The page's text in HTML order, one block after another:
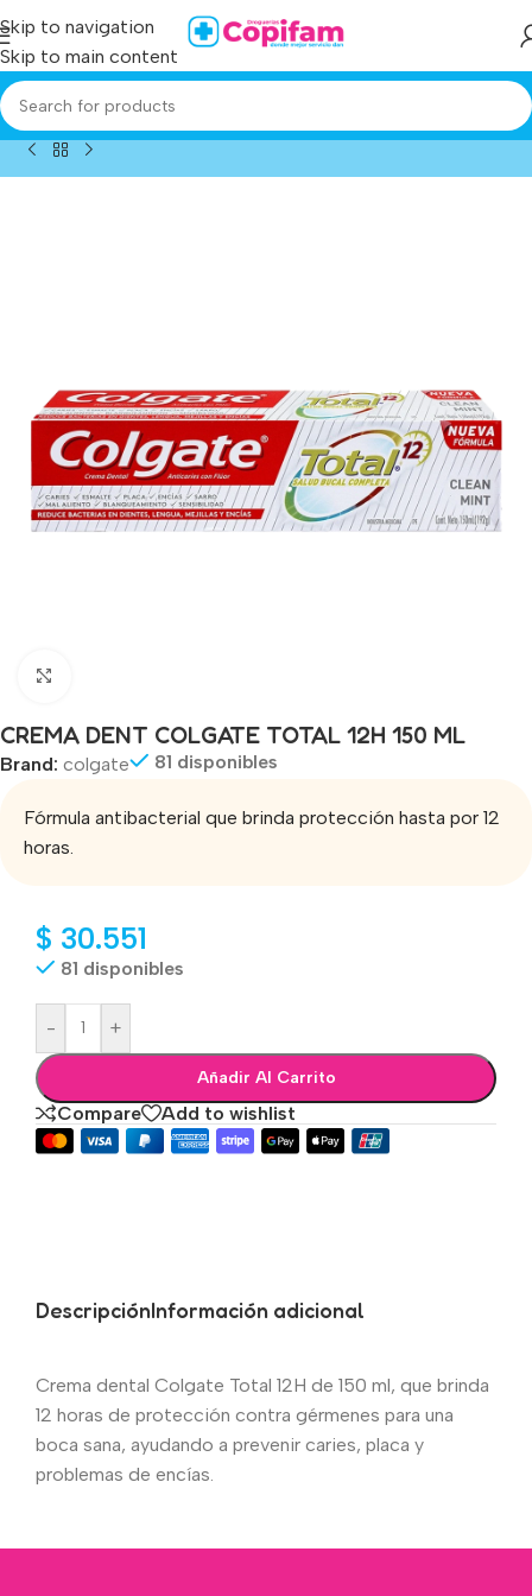
Skip to navigation
Skip to main content
Home / Producto/crema dent colgate total 12h 150 ml
CREMA DENT COLGATE TOTAL 12H 150 ML
Brand: colgate 81 disponibles
Fórmula antibacterial que brinda protección hasta por 12
horas.
$ 30.551
81 disponibles
- +
Añadir Al Carrito
Compare Add to wishlist
DescripciónInformación adicional
Crema dental Colgate Total 12H de 150 ml, que brinda
12 horas de protección contra gérmenes para una
boca sana, ayudando a prevenir caries, placa y
problemas de encías.